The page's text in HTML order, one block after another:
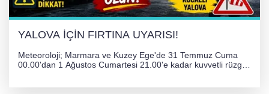
YALOVA İÇİN FIRTINA UYARISI!
Meteoroloji; Marmara ve Kuzey Ege'de 31 Temmuz Cuma
00.00'dan 1 Ağustos Cumartesi 21.00'e kadar kuvvetli rüzgar